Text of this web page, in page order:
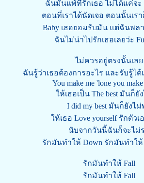
ฉันมันแพ้ที่รักเธอ ไม่ได้แค่จะ
ตอนที่เราได้นัดเจอ ตอนนั้นเรา
Baby เธอยอมรับมัน แต่ฉันพล
ฉันไม่น่าไปรักเธอเลยว่ะ
ไม่ควรอยู่ตรงนั้นเลย
ฉันรู้ว่าเธอต้องการอะไร และรับรู้ได้
You make me 'lone you
ให้เธอเป็น The best มันก็ยั
I did my best มันก็ยังไ
ให้เธอ Love yourself รักตัวเ
นับจากวันนี้ฉันก็จะไม่
รักมันทำให้ Down รักมันทำให้
รักมันทำให้ Fall
รักมันทำให้ Fall